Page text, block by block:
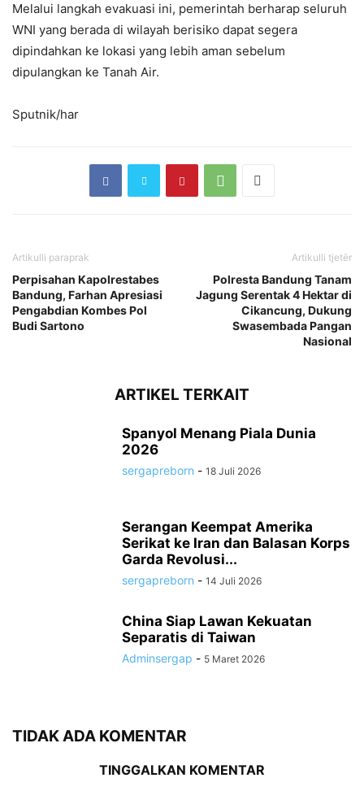
Melalui langkah evakuasi ini, pemerintah berharap seluruh
WNI yang berada di wilayah berisiko dapat segera
dipindahkan ke lokasi yang lebih aman sebelum
dipulangkan ke Tanah Air.
Sputnik/har
Artikulli paraprak
Perpisahan Kapolrestabes
Bandung, Farhan Apresiasi
Pengabdian Kombes Pol
Budi Sartono
Artikulli tjetër
Polresta Bandung Tanam
Jagung Serentak 4 Hektar di
Cikancung, Dukung
Swasembada Pangan
Nasional
ARTIKEL TERKAIT
Spanyol Menang Piala Dunia
2026
sergapreborn - 18 Juli 2026
Serangan Keempat Amerika
Serikat ke Iran dan Balasan Korps
Garda Revolusi...
sergapreborn - 14 Juli 2026
China Siap Lawan Kekuatan
Separatis di Taiwan
Adminsergap - 5 Maret 2026
TIDAK ADA KOMENTAR
TINGGALKAN KOMENTAR